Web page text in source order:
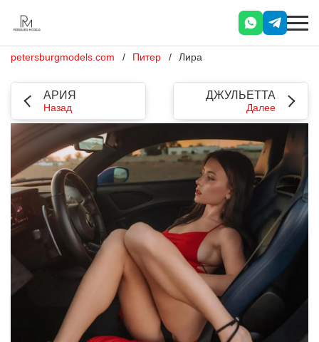
petersburgmodels.com Питер Лира
АРИЯ
Назад
ДЖУЛЬЕТТА
Далее